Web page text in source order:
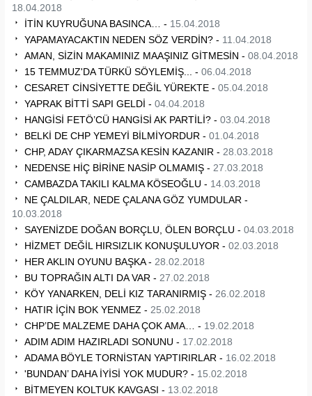
18.04.2018
İTİN KUYRUĞUNA BASINCA… - 15.04.2018
YAPAMAYACAKTIN NEDEN SÖZ VERDİN? - 11.04.2018
AMAN, SİZİN MAKAMINIZ MAAŞINIZ GİTMESİN - 08.04.2018
15 TEMMUZ'DA TÜRKÜ SÖYLEMİŞ... - 06.04.2018
CESARET CİNSİYETTE DEĞİL YÜREKTE - 05.04.2018
YAPRAK BİTTİ SAPI GELDİ - 04.04.2018
HANGİSİ FETÖ’CÜ HANGİSİ AK PARTİLİ? - 03.04.2018
BELKİ DE CHP YEMEYİ BİLMİYORDUR - 01.04.2018
CHP, ADAY ÇIKARMAZSA KESİN KAZANIR - 28.03.2018
NEDENSE HİÇ BİRİNE NASİP OLMAMIŞ - 27.03.2018
CAMBAZDA TAKILI KALMA KÖSEOĞLU - 14.03.2018
NE ÇALDILAR, NEDE ÇALANA GÖZ YUMDULAR -
10.03.2018
SAYENİZDE DOĞAN BORÇLU, ÖLEN BORÇLU - 04.03.2018
HİZMET DEĞİL HIRSIZLIK KONUŞULUYOR - 02.03.2018
HER AKLIN OYUNU BAŞKA - 28.02.2018
BU TOPRAĞIN ALTI DA VAR - 27.02.2018
KÖY YANARKEN, DELİ KIZ TARANIRMIŞ - 26.02.2018
HATIR İÇİN BOK YENMEZ - 25.02.2018
CHP’DE MALZEME DAHA ÇOK AMA… - 19.02.2018
ADIM ADIM HAZIRLADI SONUNU - 17.02.2018
ADAMA BÖYLE TORNİSTAN YAPTIRIRLAR - 16.02.2018
'BUNDAN’ DAHA İYİSİ YOK MUDUR? - 15.02.2018
BİTMEYEN KOLTUK KAVGASI - 13.02.2018